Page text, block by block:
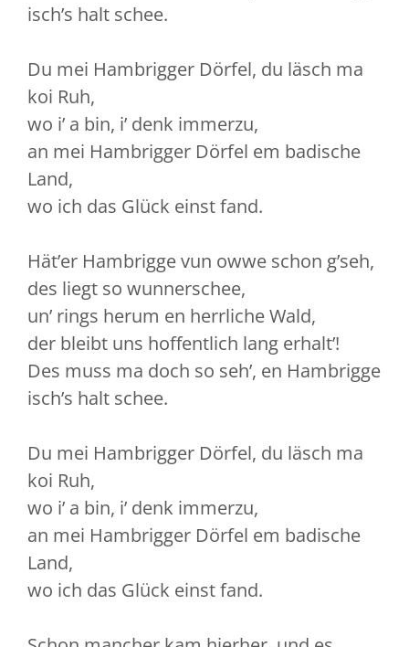
isch’s halt schee.
Du mei Hambrigger Dörfel, du läsch ma
koi Ruh,
wo i’ a bin, i’ denk immerzu,
an mei Hambrigger Dörfel em badische
Land,
wo ich das Glück einst fand.
Hät’er Hambrigge vun owwe schon g’seh,
des liegt so wunnerschee,
un’ rings herum en herrliche Wald,
der bleibt uns hoffentlich lang erhalt’!
Des muss ma doch so seh’, en Hambrigge
isch’s halt schee.
Du mei Hambrigger Dörfel, du läsch ma
koi Ruh,
wo i’ a bin, i’ denk immerzu,
an mei Hambrigger Dörfel em badische
Land,
wo ich das Glück einst fand.